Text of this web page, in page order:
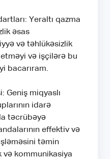
Yeraltı qazma
əsas
və təhlükəsizlik
və işçilərə bu
bacarıram.
Geniş miqyaslı
idarə
təcrübəyə
effektiv və
təmin
kommunikasiya